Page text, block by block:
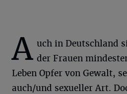
A uch in Deutschland
der Frauen
Leben Opfer von Gewalt,
auch/und sexueller Art.